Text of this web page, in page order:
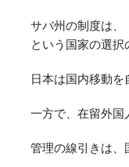
サバ州の制度は、
という国家の選択
日本は国内移動を
一方で、在留外国
管理の線引きは、